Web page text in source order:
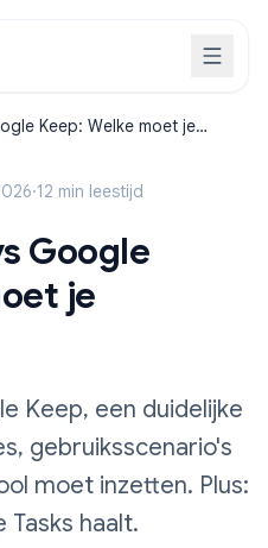
Keep: Welke moet je
·12 min leestijd
Google
je
Keep, een duidelijke
gebruiksscenario's
moet inzetten. Plus:
haalt.